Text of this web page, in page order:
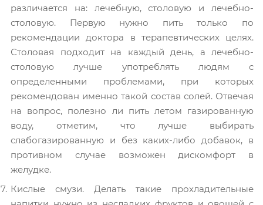
различается на: лечебную, столовую и лечебно-
столовую. Первую нужно пить только по
рекомендации доктора в терапевтических целях.
Столовая подходит на каждый день, а лечебно-
столовую лучше употреблять людям с
определенными проблемами, при которых
рекомендован именно такой состав солей. Отвечая
на вопрос, полезно ли пить летом газированную
воду, отметим, что лучше выбирать
слабогазированную и без каких-либо добавок, в
противном случае возможен дискомфорт в
желудке.
Кислые смузи. Делать такие прохладительные